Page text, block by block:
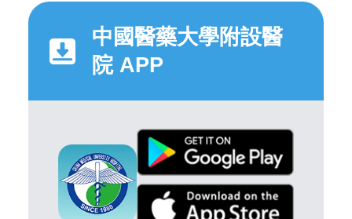
中國醫藥大學附設醫
院 APP